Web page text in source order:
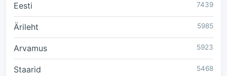
Eesti 7439
Ärileht 5985
Arvamus 5923
Staarid 5468